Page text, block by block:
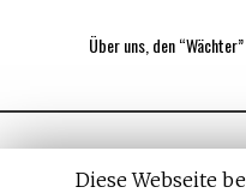
Über uns, den “Wächter”
Diese Webseite